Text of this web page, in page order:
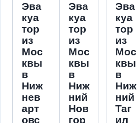
Эва
куа
тор
из
Мос
квы
в
Ниж
нев
арт
овс
Эва
куа
тор
из
Мос
квы
в
Ниж
ний
Нов
гор
Эва
куа
тор
из
Мос
квы
в
Ниж
ний
Таг
ил